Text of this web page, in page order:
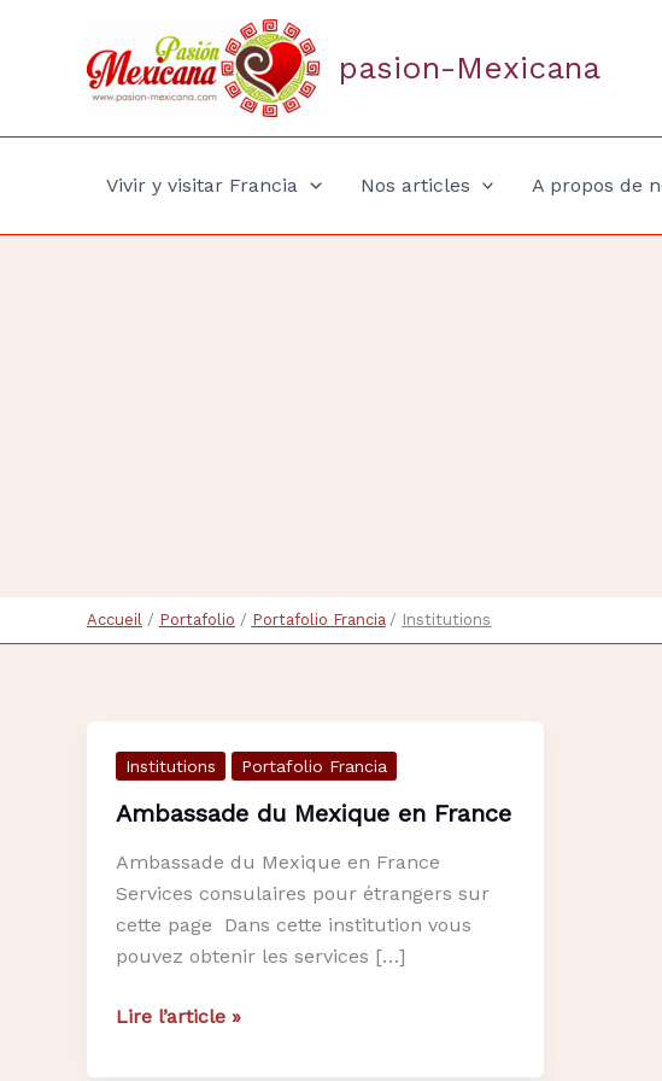
pasion-Mexicana
Vivir y visitar Francia Nos articles A propos de
Accueil Portafolio Portafolio Francia Institutions
Institutions Portafolio Francia
Ambassade du Mexique en France
Ambassade du Mexique en France
Services consulaires pour étrangers sur
cette page Dans cette institution vous
pouvez obtenir les services […]
Ambassade
Lire l’article »